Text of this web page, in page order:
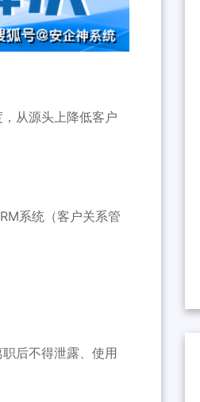
从源头上降低客户
系统（客户关系管
后不得泄露、使用